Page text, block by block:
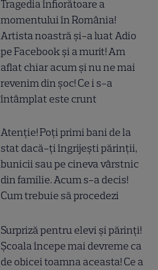
Tragedia înfiorătoare a
momentului în România!
Artista noastră și-a luat Adio
pe Facebook și a murit! Am
aflat chiar acum și nu ne mai
revenim din șoc! Ce i s-a
întâmplat este crunt
Atenție! Poți primi bani de la
stat dacă-ți îngrijești părinții,
bunicii sau pe cineva vârstnic
din familie. Acum s-a decis!
Cum trebuie să procedezi
Surpriză pentru elevi și părinți!
Școala începe mai devreme ca
de obicei toamna aceasta! Ce a